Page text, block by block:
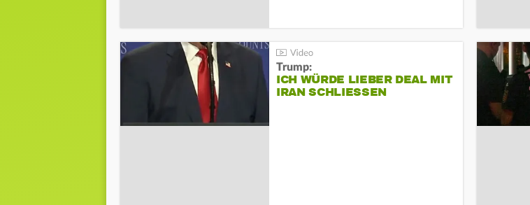
Trump:
ICH WÜRDE LIEBER DEAL MIT
IRAN SCHLIESSEN